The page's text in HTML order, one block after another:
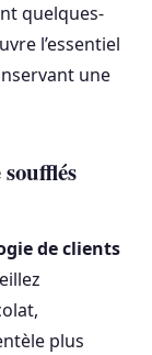
quelques-
l’essentiel
une
de clients
plus